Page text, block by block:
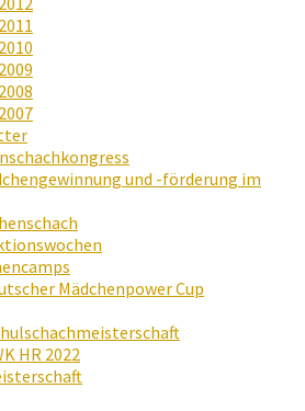
2011
2010
2009
2008
2007
und -förderung im
Mädchenpower Cup
HR 2022